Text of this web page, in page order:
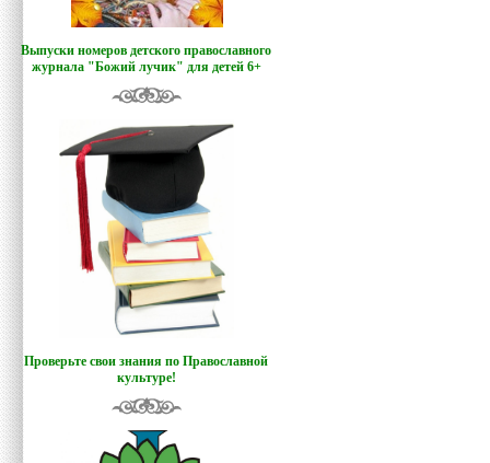
Выпуски номеров детского православного
журнала "Божий лучик" для детей 6+
Проверьте свои знания по Православной
культуре!